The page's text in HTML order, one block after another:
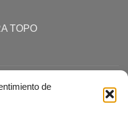
de
TOPO